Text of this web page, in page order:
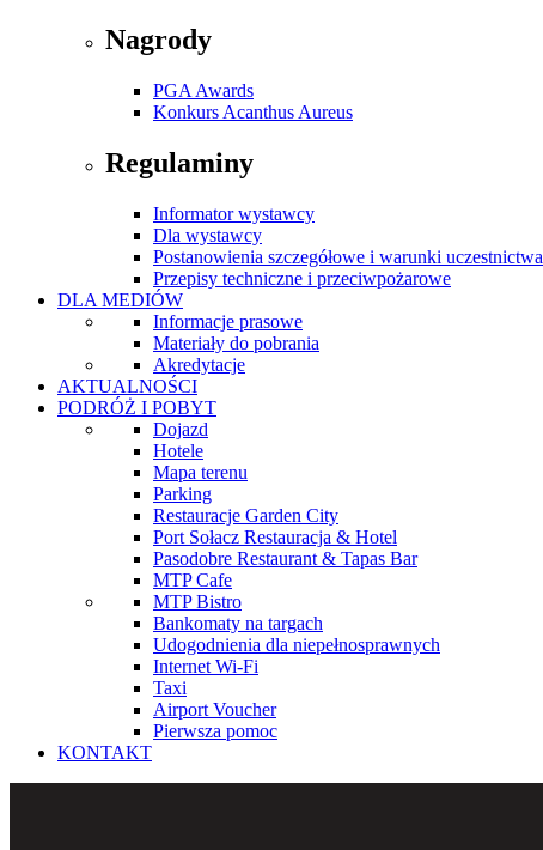
Nagrody
PGA Awards
Konkurs Acanthus Aureus
Regulaminy
Informator wystawcy
Dla wystawcy
Postanowienia szczegółowe i warunki uczestnictwa
Przepisy techniczne i przeciwpożarowe
DLA MEDIÓW
Informacje prasowe
Materiały do pobrania
Akredytacje
AKTUALNOŚCI
PODRÓŻ I POBYT
Dojazd
Hotele
Mapa terenu
Parking
Restauracje Garden City
Port Sołacz Restauracja & Hotel
Pasodobre Restaurant & Tapas Bar
MTP Cafe
MTP Bistro
Bankomaty na targach
Udogodnienia dla niepełnosprawnych
Internet Wi-Fi
Taxi
Airport Voucher
Pierwsza pomoc
KONTAKT